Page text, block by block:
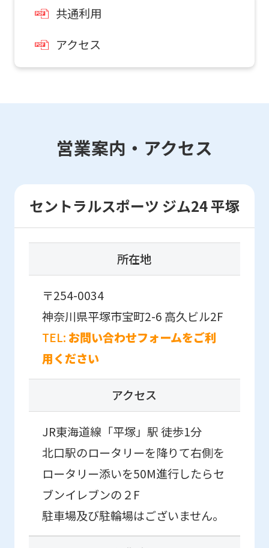
ご質問はこちら！
2026.08.01
JR平塚駅から当クラブへのアクセスはこ
共通利用
アクセス
営業案内・アクセス
セントラルスポーツ ジム24 平塚
所在地
〒254-0034
神奈川県平塚市宝町2-6 高久ビル2F
TEL: お問い合わせフォームをご利
用ください
アクセス
JR東海道線「平塚」駅 徒歩1分
北口駅のロータリーを降りて右側を
ロータリー添いを50M進行したらセ
ブンイレブンの２F
駐車場及び駐輪場はございません。
foreigners
Central
official
website
automatically
translated
English.
Click
link
below
translation)
to
return
to
the
top
However,